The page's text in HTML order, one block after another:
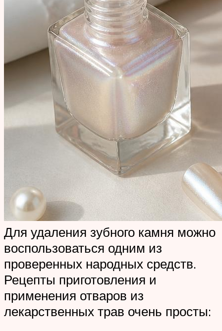
Для удаления зубного камня можно
воспользоваться одним из
проверенных народных средств.
Рецепты приготовления и
применения отваров из
лекарственных трав очень просты: